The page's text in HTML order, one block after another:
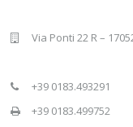
Via Ponti 22 R –
+39 0183.493291
+39 0183.499752